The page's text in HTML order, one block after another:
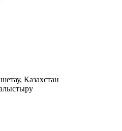
Казахстан